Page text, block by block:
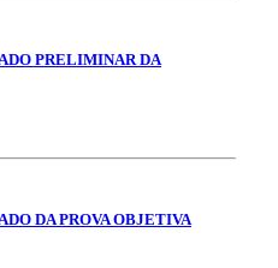
PRELIMINAR DA
DA PROVA OBJETIVA